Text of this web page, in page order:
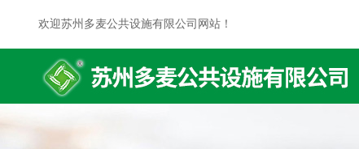
欢迎苏州多麦公共设施有限公司网站！